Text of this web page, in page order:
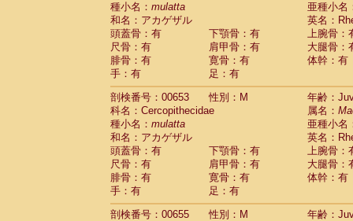
種小名： mulatta
亜種小名
和名：アカゲザル
英名：
頭蓋骨：有
下顎骨：有
上腕骨：
尺骨：有
肩甲骨：有
大腿骨：
腓骨：有
寛骨：有
体幹：有
手：有
足：有
剖検番号：00653
性別：M
年齢：
科名：Cercopithecidae
属名：
種小名： mulatta
亜種小名
和名：アカゲザル
英名：
頭蓋骨：有
下顎骨：有
上腕骨：
尺骨：有
肩甲骨：有
大腿骨：
腓骨：有
寛骨：有
体幹：有
手：有
足：有
剖検番号：00655
性別：M
年齢：